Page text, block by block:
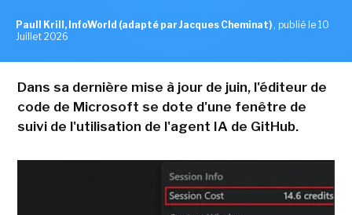
Paull Krill, InfoWorld (adapté par Jacques Cheminat) , publié le 10
Juillet 2026
Dans sa dernière mise à jour de juin, l'éditeur de
code de Microsoft se dote d'une fenêtre de
suivi de l'utilisation de l'agent IA de GitHub.